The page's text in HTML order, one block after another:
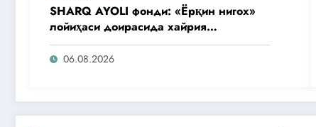
SHARQ AYOLI фонди: «Ёрқин нигох»
лойиҳаси доирасида хайрия
операциялари ўтказилади
06.08.2026